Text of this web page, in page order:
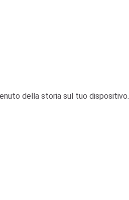
della storia sul tuo dispositivo.